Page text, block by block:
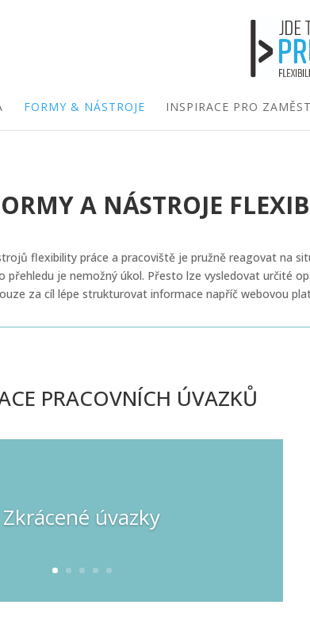
FORMY & NÁSTROJE INSPIRACE PRO
A NÁSTROJE
flexibility práce a pracoviště je pružně reagovat na
přehledu je nemožný úkol. Přesto lze vysledovat určité
za cíl lépe strukturovat informace napříč webovou
PRACOVNÍCH ÚVAZKŮ
Zkrácené úvazky